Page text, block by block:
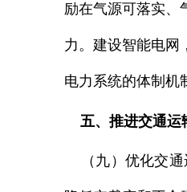
励在气源可落实、
力。建设智能电网
电力系统的体制机
五、推进交通运
（九）优化交通